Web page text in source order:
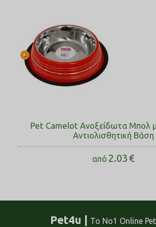
Pet Camelot Ανοξείδωτα Μπολ
Αντιολισθητική Βάση
από 2.03€
Pet4u | Το No1 Online